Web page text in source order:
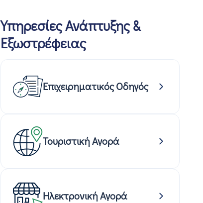
Υπηρεσίες Ανάπτυξης &
Εξωστρέφειας
Επιχειρηματικός Οδηγός
Τουριστική Αγορά
Ηλεκτρονική Αγορά